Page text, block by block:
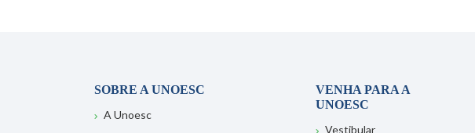
SOBRE A UNOESC
A Unoesc
VENHA PARA A
UNOESC
Vestibular